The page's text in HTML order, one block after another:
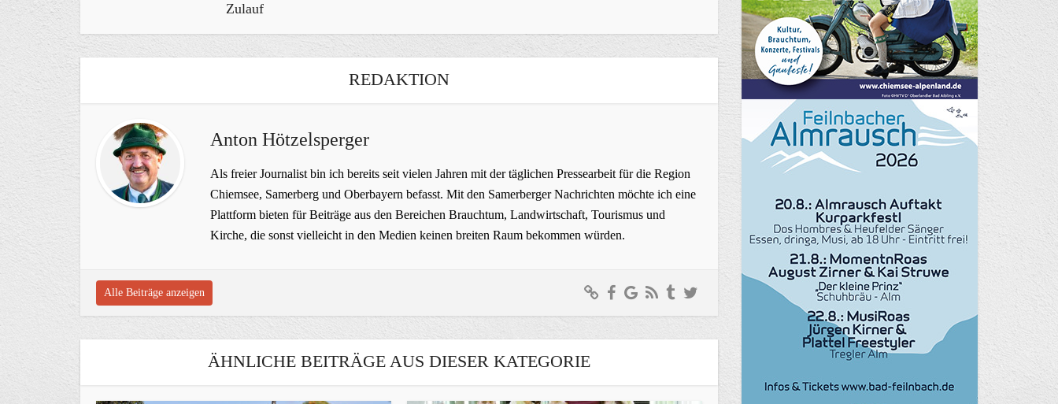
Zulauf
REDAKTION
Anton Hötzelsperger
Als freier Journalist bin ich bereits seit vielen Jahren mit der täglichen Pressearbeit für die Region
Chiemsee, Samerberg und Oberbayern befasst. Mit den Samerberger Nachrichten möchte ich eine
Plattform bieten für Beiträge aus den Bereichen Brauchtum, Landwirtschaft, Tourismus und
Kirche, die sonst vielleicht in den Medien keinen breiten Raum bekommen würden.
Alle Beiträge anzeigen
ÄHNLICHE BEITRÄGE AUS DIESER KATEGORIE